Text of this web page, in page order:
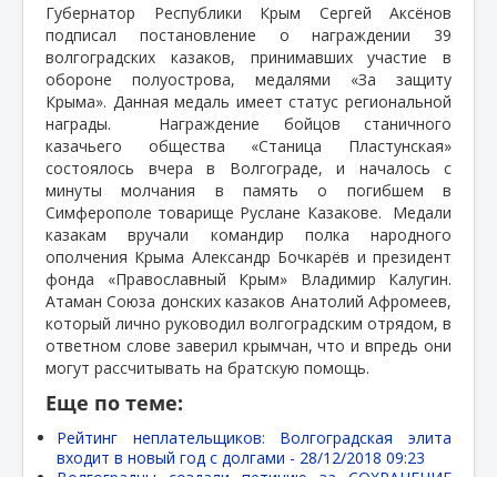
Губернатор Республики Крым Сергей Аксёнов
подписал постановление о награждении 39
волгоградских казаков, принимавших участие в
обороне полуострова, медалями «За защиту
Крыма». Данная медаль имеет статус региональной
награды.
Награждение бойцов станичного
казачьего общества «Станица Пластунская»
состоялось вчера в Волгограде, и началось с
минуты молчания в память о погибшем в
Симферополе товарище Руслане Казакове. Медали
казакам вручали командир полка народного
ополчения Крыма Александр Бочкарёв и президент
фонда «Православный Крым» Владимир Калугин.
Атаман Союза донских казаков Анатолий Афромеев,
который лично руководил волгоградским отрядом, в
ответном слове заверил крымчан, что и впредь они
могут рассчитывать на братскую помощь.
Еще по теме:
Рейтинг неплательщиков: Волгоградская элита
входит в новый год с долгами - 28/12/2018 09:23